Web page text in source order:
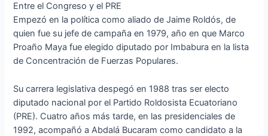
Entre el Congreso y el PRE
Empezó en la política como aliado de Jaime Roldós, de
quien fue su jefe de campaña en 1979, año en que Marco
Proaño Maya fue elegido diputado por Imbabura en la lista
de Concentración de Fuerzas Populares.
Su carrera legislativa despegó en 1988 tras ser electo
diputado nacional por el Partido Roldosista Ecuatoriano
(PRE). Cuatro años más tarde, en las presidenciales de
1992, acompañó a Abdalá Bucaram como candidato a la